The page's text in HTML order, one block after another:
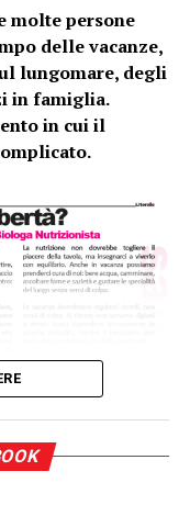
segnali, come la
energia e
e la
concreti e
massa grassa e
è sano e
e acqua, e quindi
salire
solo di
avanti nuove
fare attività fisica,
vero non è un chilo
molte persone
delle vacanze,
lungomare, degli
in famiglia.
in cui il